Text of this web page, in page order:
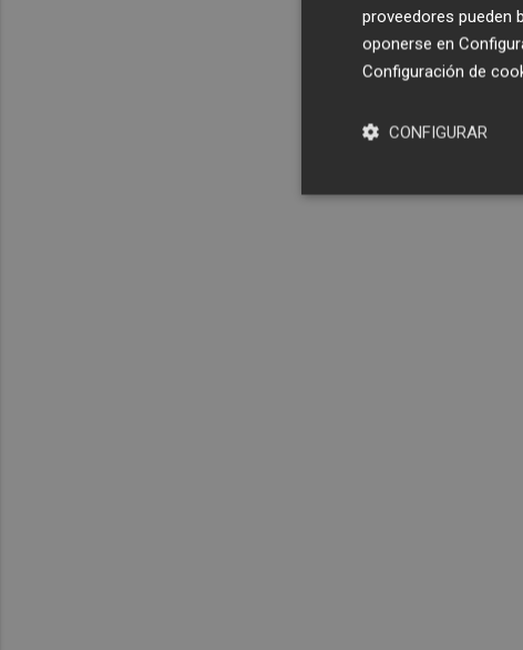
proveedores pueden
oponerse en
Configuración de
CONFIGURAR